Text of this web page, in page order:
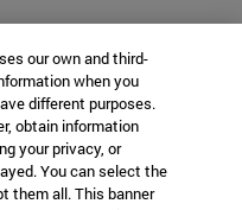
our own and third-
when you
different purposes.
obtain information
your privacy, or
You can select the
them all. This banner